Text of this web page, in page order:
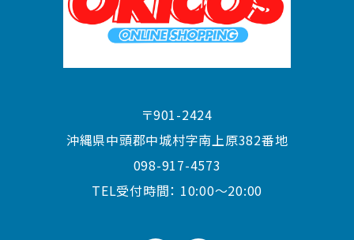
〒901-2424
沖縄県中頭郡中城村字南上原382番地
098-917-4573
TEL受付時間： 10:00〜20:00